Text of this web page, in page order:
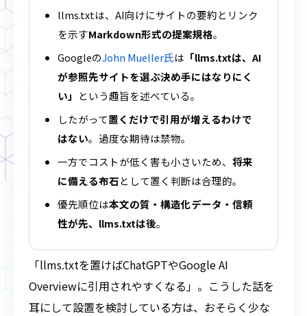
llms.txtは、AI向けにサイトの要約とリンク
を示すMarkdown形式の提案規格。
GoogleのJohn Mueller氏は 「llms.txtは、AI
が参照先サイトを選ぶ決め手にはなりにく
い」
という趣旨を述べている。
したがって置くだけで引用が増えるわけで
はない。過度な期待は禁物。
一方でコストが低く害も小さいため、将来
に備える布石として置く判断は合理的。
優先順位は本文の質・構造化データ・信頼
性が先、llms.txtは後。
「llms.txtを置けばChatGPTやGoogle AI
Overviewに引用されやすくなる」。こうした話を
耳にして設置を検討している方は、おそらく少な